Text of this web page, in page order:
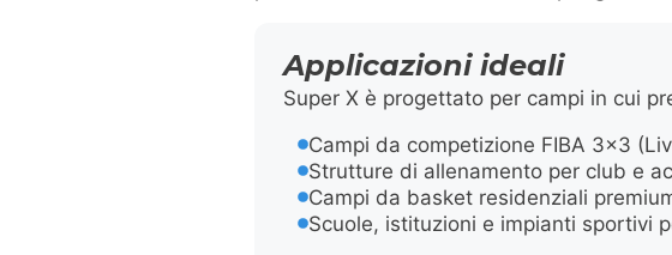
Applicazioni ideali
Super X è progettato per campi in cui
Campi da competizione FIBA 3×3
Strutture di allenamento per club e
Campi da basket residenziali
Scuole, istituzioni e impianti sportivi